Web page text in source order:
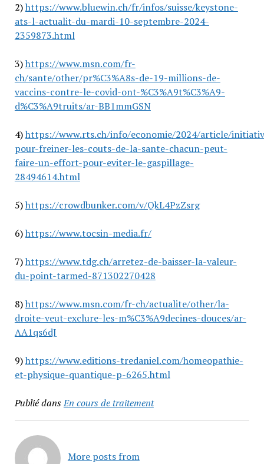
2)https://www.bluewin.ch/fr/infos/suisse/keystone-
ats-l-actualit-du-mardi-10-septembre-2024-
2359873.html
3)https://www.msn.com/fr-
ch/sante/other/pr%C3%A8s-de-19-millions-de-
vaccins-contre-le-covid-ont-%C3%A9t%C3%A9-
d%C3%A9truits/ar-BB1mmGSN
4)https://www.rts.ch/info/economie/2024/article/
pour-freiner-les-couts-de-la-sante-chacun-peut-
faire-un-effort-pour-eviter-le-gaspillage-
28494614.html
5)https://crowdbunker.com/v/QkL4PzZsrg
6)https://www.tocsin-media.fr/
7)https://www.tdg.ch/arretez-de-baisser-la-valeur-
du-point-tarmed-871302270428
8)https://www.msn.com/fr-ch/actualite/other/la-
droite-veut-exclure-les-m%C3%A9decines-douces/ar-
AA1qs6dJ
9)https://www.editions-tredaniel.com/homeopathie-
et-physique-quantique-p-6265.html
Publié dansEn cours de traitement
More posts from